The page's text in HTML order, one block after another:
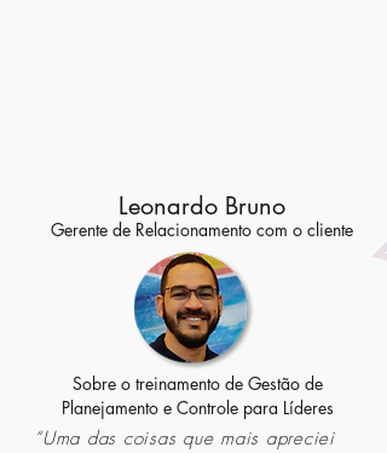
Leonardo Bruno
Gerente de Relacionamento com o cliente
Sobre o treinamento de Gestão de
Planejamento e Controle para Líderes
“Uma das coisas que mais apreciei